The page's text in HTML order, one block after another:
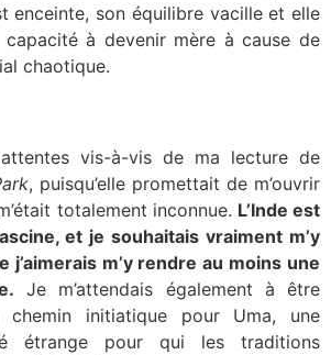
enceinte, son équilibre vacille et elle
capacité à devenir mère à cause de
chaotique.
attentes vis-à-vis de ma lecture de
, puisqu’elle promettait de m’ouvrir
totalement inconnue. L’Inde est
et je souhaitais vraiment m’y
j’aimerais m’y rendre au moins une
Je m’attendais également à être
initiatique pour Uma, une
étrange pour qui les traditions